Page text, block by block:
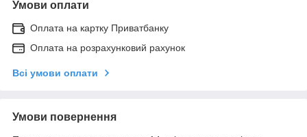
Умови оплати
Оплата на картку Приватбанку
Оплата на розрахунковий рахунок
Всі умови оплати
Умови повернення